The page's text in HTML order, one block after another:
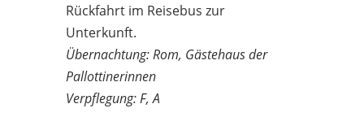
Rückfahrt im Reisebus zur
Unterkunft.
Übernachtung: Rom, Gästehaus der
Pallottinerinnen
Verpflegung: F, A